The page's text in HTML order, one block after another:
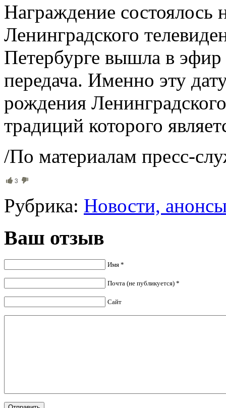
Награждение состоялось
Ленинградского
Петербурге вышла в эфир
передача. Именно эту
рождения
традиций которого
/По материалам пресс-
3
Рубрика: Новости,
Ваш отзыв
Имя *
Почта (не публикуется) *
Сайт